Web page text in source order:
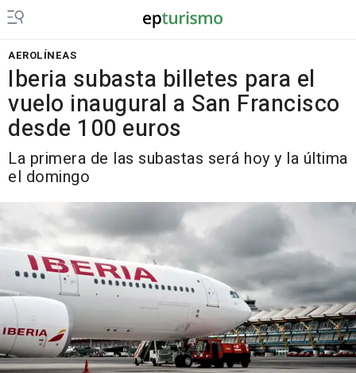
AEROLÍNEAS
Iberia subasta billetes para el
vuelo inaugural a San Francisco
desde 100 euros
La primera de las subastas será hoy y la última
el domingo